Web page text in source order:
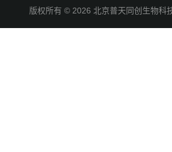
版权所有 © 2026 北京普天同创生物